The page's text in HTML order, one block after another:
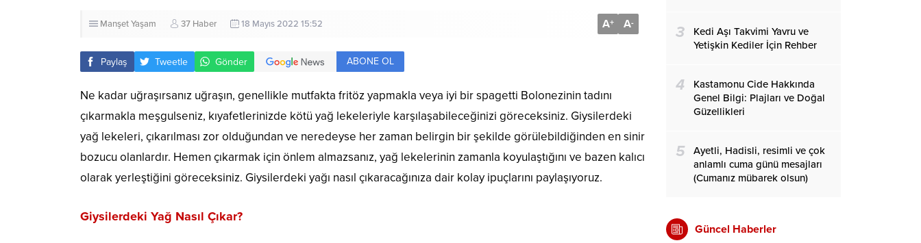
ManşetYaşam 37 Haber 18 Mayıs 2022 15:52 A+ A-
Paylaş Tweetle Gönder ABONE OL
Ne kadar uğraşırsanız uğraşın, genellikle mutfakta fritöz yapmakla veya iyi bir spagetti Bolonezinin tadını
çıkarmakla meşgulseniz, kıyafetlerinizde kötü yağ lekeleriyle karşılaşabileceğinizi göreceksiniz. Giysilerdeki
yağ lekeleri, çıkarılması zor olduğundan ve neredeyse her zaman belirgin bir şekilde görülebildiğinden en sinir
bozucu olanlardır. Hemen çıkarmak için önlem almazsanız, yağ lekelerinin zamanla koyulaştığını ve bazen kalıcı
olarak yerleştiğini göreceksiniz. Giysilerdeki yağı nasıl çıkaracağınıza dair kolay ipuçlarını paylaşıyoruz.
Giysilerdeki Yağ Nasıl Çıkar?
3
Kedi Aşı Takvimi Yavru ve
Yetişkin Kediler İçin Rehber
4
Kastamonu Cide Hakkında
Genel Bilgi: Plajları ve Doğal
Güzellikleri
5
Ayetli, Hadisli, resimli ve çok
anlamlı cuma günü mesajları
(Cumanız mübarek olsun)
Güncel Haberler